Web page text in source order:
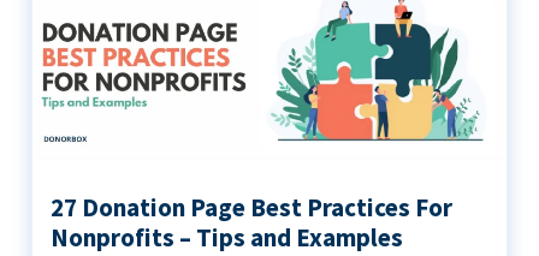
27 Donation Page Best Practices For
Nonprofits – Tips and Examples